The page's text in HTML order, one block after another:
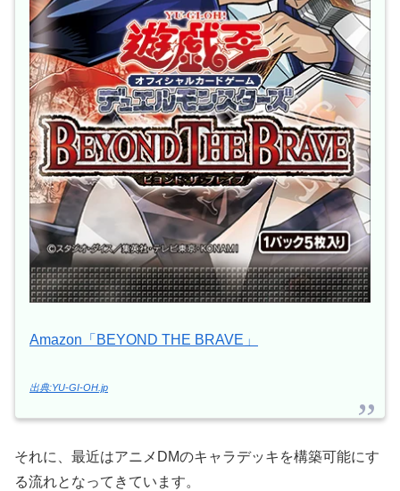
Amazon「BEYOND THE BRAVE」
出典:YU-GI-OH.jp
それに、最近はアニメDMのキャラデッキを構築可能にす
る流れとなってきています。